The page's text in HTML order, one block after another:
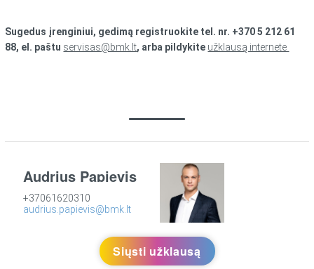
Sugedus įrenginiui, gedimą registruokite tel. nr. +370 5 212 61
88, el. paštu servisas@bmk.lt, arba pildykite užklausą internete
Audrius Papievis
+37061620310
audrius.papievis@bmk.lt
Siųsti užklausą